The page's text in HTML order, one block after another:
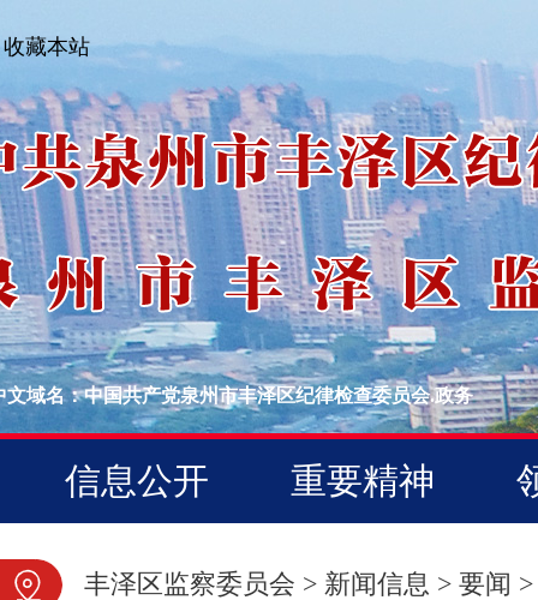
收藏本站
文域名：中国共产党泉州市丰泽区纪律检查委员会.政务
信息公开 重要精神
图片新闻
丰泽区监察委员会 > 新闻信息 > 要闻 >